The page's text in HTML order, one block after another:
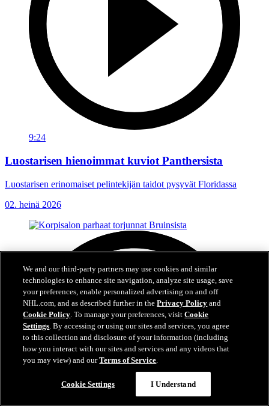
9:24
Luostarisen hienoimmat kuviot Panthersista
Luostarisen erinomaiset pelintekijän taidot pysyvät Floridassa
02. heinä 2026
We and our third-party partners may use cookies and similar
technologies to enhance site navigation, analyze site usage, save
your preferences, enable personalized advertising on and off
NHL.com, and as described further in thePrivacy Policy and
Cookie Policy. To manage your preferences, visitCookie
Settings. By accessing or using our sites and services, you agree
to this collection and disclosure of your information (including
how you interact with our sites and services and any videos that
you may view) and ourTerms of Service.
Cookie Settings I Understand